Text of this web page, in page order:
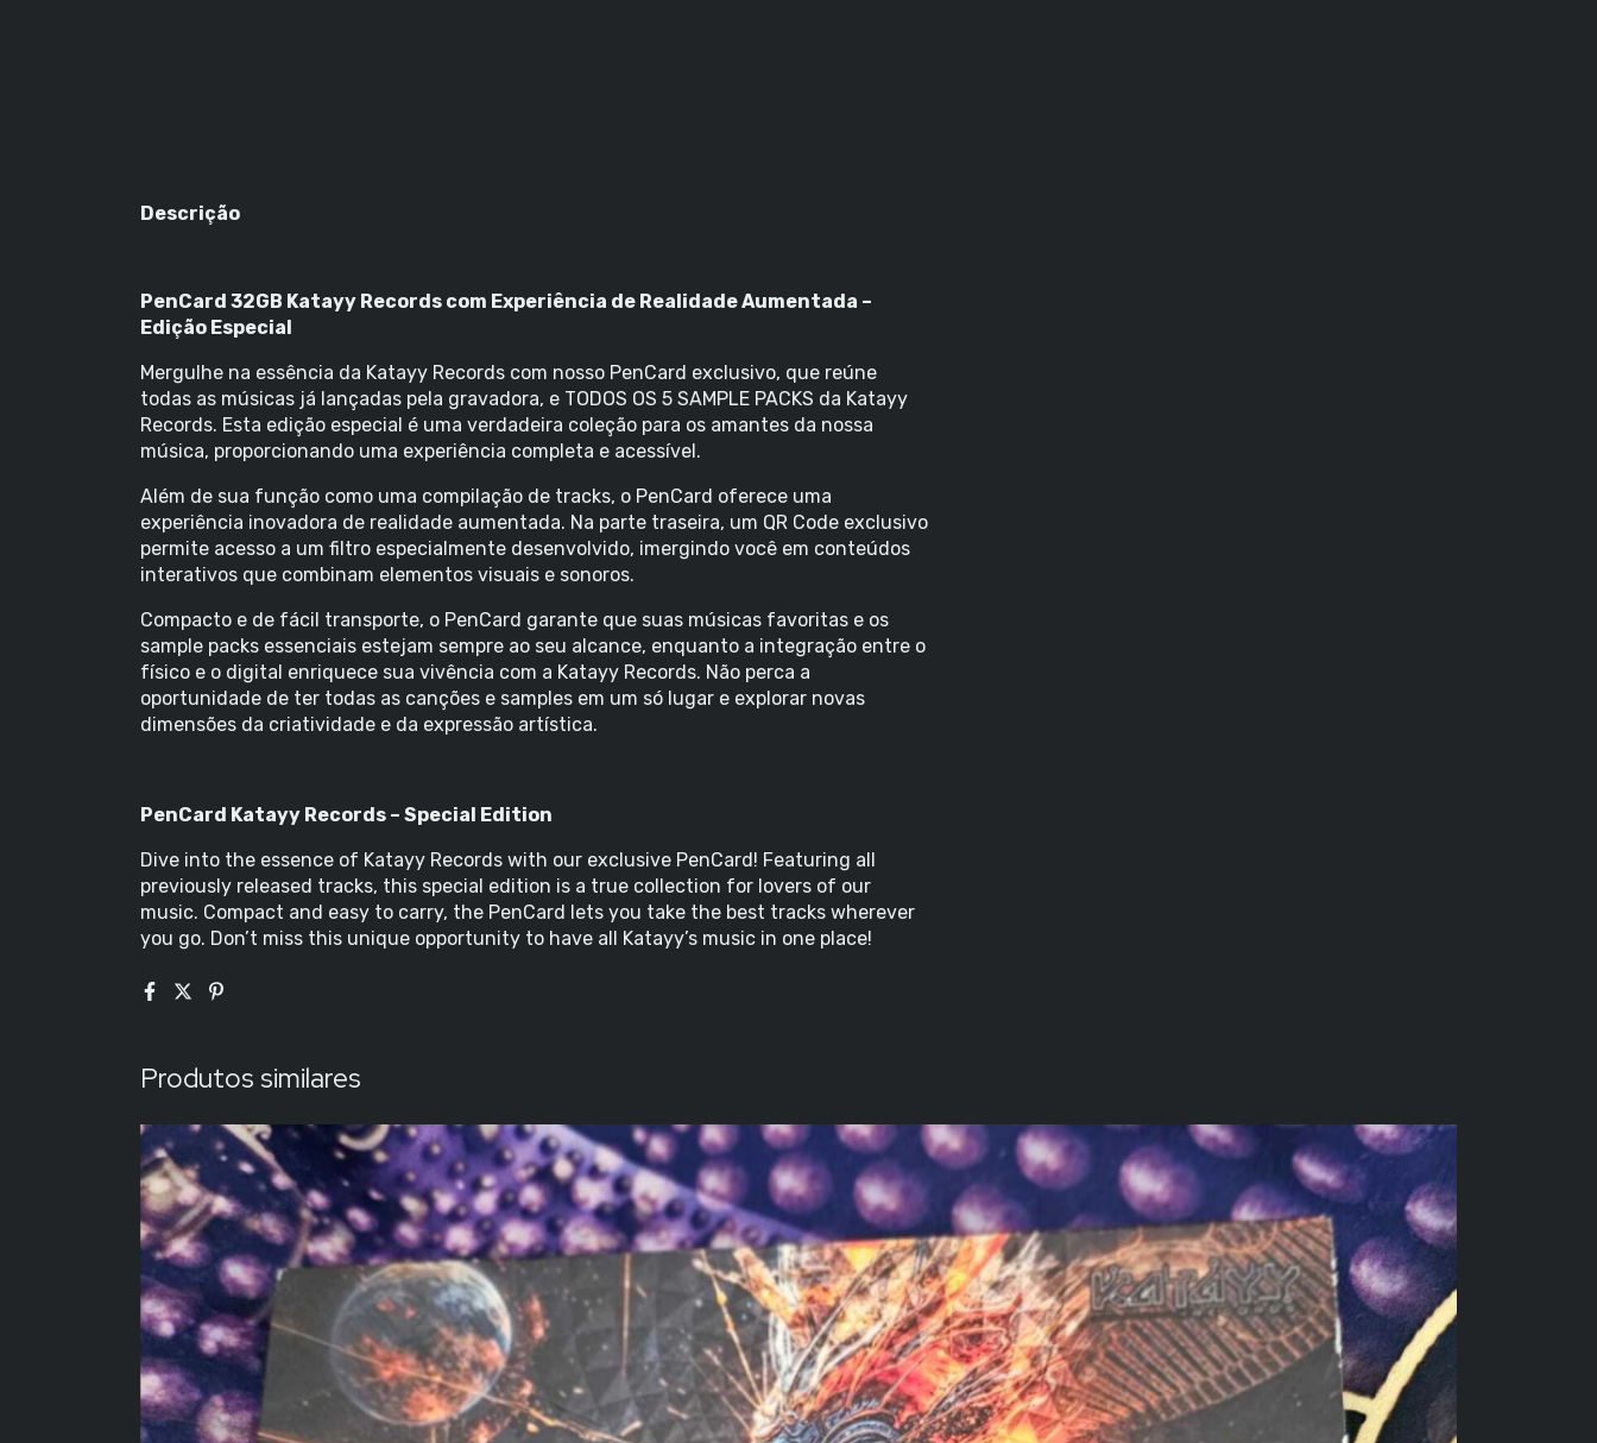
Descrição
PenCard 32GB Katayy Records com Experiência de Realidade Aumentada –
Edição Especial
Mergulhe na essência da Katayy Records com nosso PenCard exclusivo, que reúne
todas as músicas já lançadas pela gravadora, e TODOS OS 5 SAMPLE PACKS da Katayy
Records. Esta edição especial é uma verdadeira coleção para os amantes da nossa
música, proporcionando uma experiência completa e acessível.
Além de sua função como uma compilação de tracks, o PenCard oferece uma
experiência inovadora de realidade aumentada. Na parte traseira, um QR Code exclusivo
permite acesso a um filtro especialmente desenvolvido, imergindo você em conteúdos
interativos que combinam elementos visuais e sonoros.
Compacto e de fácil transporte, o PenCard garante que suas músicas favoritas e os
sample packs essenciais estejam sempre ao seu alcance, enquanto a integração entre o
físico e o digital enriquece sua vivência com a Katayy Records. Não perca a
oportunidade de ter todas as canções e samples em um só lugar e explorar novas
dimensões da criatividade e da expressão artística.
PenCard Katayy Records – Special Edition
Dive into the essence of Katayy Records with our exclusive PenCard! Featuring all
previously released tracks, this special edition is a true collection for lovers of our
music. Compact and easy to carry, the PenCard lets you take the best tracks wherever
you go. Don’t miss this unique opportunity to have all Katayy’s music in one place!
Produtos similares